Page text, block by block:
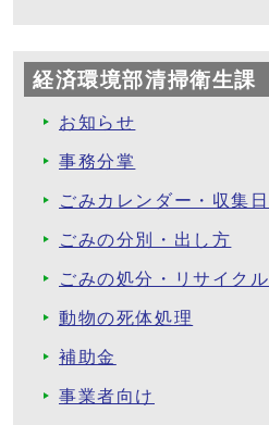
経済環境部清掃衛生課
お知らせ
事務分掌
ごみカレンダー・収集日
ごみの分別・出し方
ごみの処分・リサイクル
動物の死体処理
補助金
事業者向け